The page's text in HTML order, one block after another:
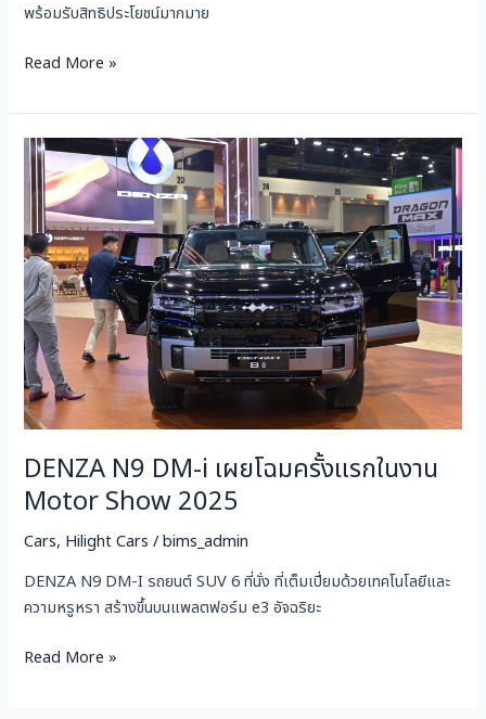
พร้อมรับสิทธิประโยชน์มากมาย
Read More »
DENZA N9 DM-i เผยโฉมครั้งแรกในงาน
Motor Show 2025
Cars, Hilight Cars /bims_admin
DENZA N9 DM-I รถยนต์ SUV 6 ที่นั่ง ที่เต็มเปี่ยมด้วยเทคโนโลยีและ
ความหรูหรา สร้างขึ้นบนแพลตฟอร์ม e3 อัจฉริยะ
DENZA
N9
DM-
i
เผย
โฉม
ครั้ง
แรก
ใน
งาน
Motor
Show
2025
Read More »